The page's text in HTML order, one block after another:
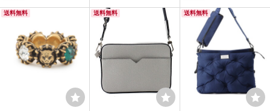
送料無料 送料無料 送料無料